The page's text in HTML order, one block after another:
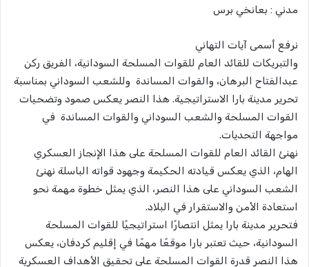
مدني : بعانخي برس
نرفع أسمى آيات التهاني
والتبريكات للقائد العام للقوات المسلحة السودانية، الفريق ركن
عبدالفتاح البرهان، والقوات المساندة وللشعب السوداني بمناسبة
تحرير مدينة بارا الاستراتيجية. هذا النصر يعكس صمود وتضحيات
القوات المسلحة والشعب السوداني والقوات المساندة في
مواجهة التحديات.
نهنئ القائد العام للقوات المسلحة على هذا الإنجاز العسكري
الهام، الذي يعكس قيادته الحكيمة وجهود قواته الباسلة نهنئ
الشعب السوداني على هذا النصر، الذي يمثل خطوة مهمة نحو
استعادة الأمن والاستقرار في البلاد.
فتحرير مدينة بارا يمثل انتصارًا استراتيجيًا للقوات المسلحة
السودانية، حيث تعتبر بارا موقعًا مهمًا في إقليم كردفان، يعكس
هذا النصر قدرة القوات المسلحة على تحقيق الأهداف العسكرية